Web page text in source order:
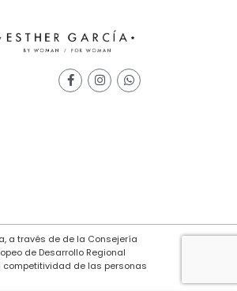
a través de de la Consejería
de Desarrollo Regional
competitividad de las personas